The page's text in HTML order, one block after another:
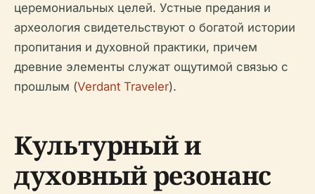
церемониальных целей. Устные предания и
археология свидетельствуют о богатой истории
пропитания и духовной практики, причем
древние элементы служат ощутимой связью с
прошлым (Verdant Traveler).
Культурный и
духовный резонанс